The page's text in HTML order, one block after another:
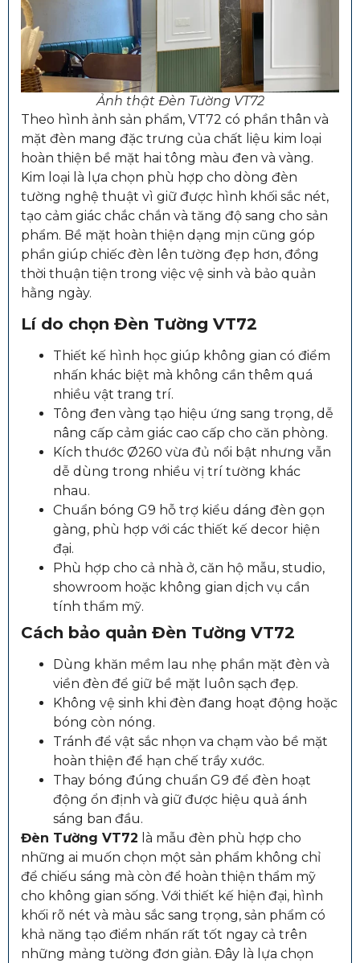
Ảnh thật Đèn Tường VT72
Theo hình ảnh sản phẩm, VT72 có phần thân và
mặt đèn mang đặc trưng của chất liệu kim loại
hoàn thiện bề mặt hai tông màu đen và vàng.
Kim loại là lựa chọn phù hợp cho dòng đèn
tường nghệ thuật vì giữ được hình khối sắc nét,
tạo cảm giác chắc chắn và tăng độ sang cho sản
phẩm. Bề mặt hoàn thiện dạng mịn cũng góp
phần giúp chiếc đèn lên tường đẹp hơn, đồng
thời thuận tiện trong việc vệ sinh và bảo quản
hằng ngày.
Lí do chọn Đèn Tường VT72
Thiết kế hình học giúp không gian có điểm
nhấn khác biệt mà không cần thêm quá
nhiều vật trang trí.
Tông đen vàng tạo hiệu ứng sang trọng, dễ
nâng cấp cảm giác cao cấp cho căn phòng.
Kích thước Ø260 vừa đủ nổi bật nhưng vẫn
dễ dùng trong nhiều vị trí tường khác
nhau.
Chuẩn bóng G9 hỗ trợ kiểu dáng đèn gọn
gàng, phù hợp với các thiết kế decor hiện
đại.
Phù hợp cho cả nhà ở, căn hộ mẫu, studio,
showroom hoặc không gian dịch vụ cần
tính thẩm mỹ.
Cách bảo quản Đèn Tường VT72
Dùng khăn mềm lau nhẹ phần mặt đèn và
viền đèn để giữ bề mặt luôn sạch đẹp.
Không vệ sinh khi đèn đang hoạt động hoặc
bóng còn nóng.
Tránh để vật sắc nhọn va chạm vào bề mặt
hoàn thiện để hạn chế trầy xước.
Thay bóng đúng chuẩn G9 để đèn hoạt
động ổn định và giữ được hiệu quả ánh
sáng ban đầu.
Đèn Tường VT72 là mẫu đèn phù hợp cho
những ai muốn chọn một sản phẩm không chỉ
để chiếu sáng mà còn để hoàn thiện thẩm mỹ
cho không gian sống. Với thiết kế hiện đại, hình
khối rõ nét và màu sắc sang trọng, sản phẩm có
khả năng tạo điểm nhấn rất tốt ngay cả trên
những mảng tường đơn giản. Đây là lựa chọn